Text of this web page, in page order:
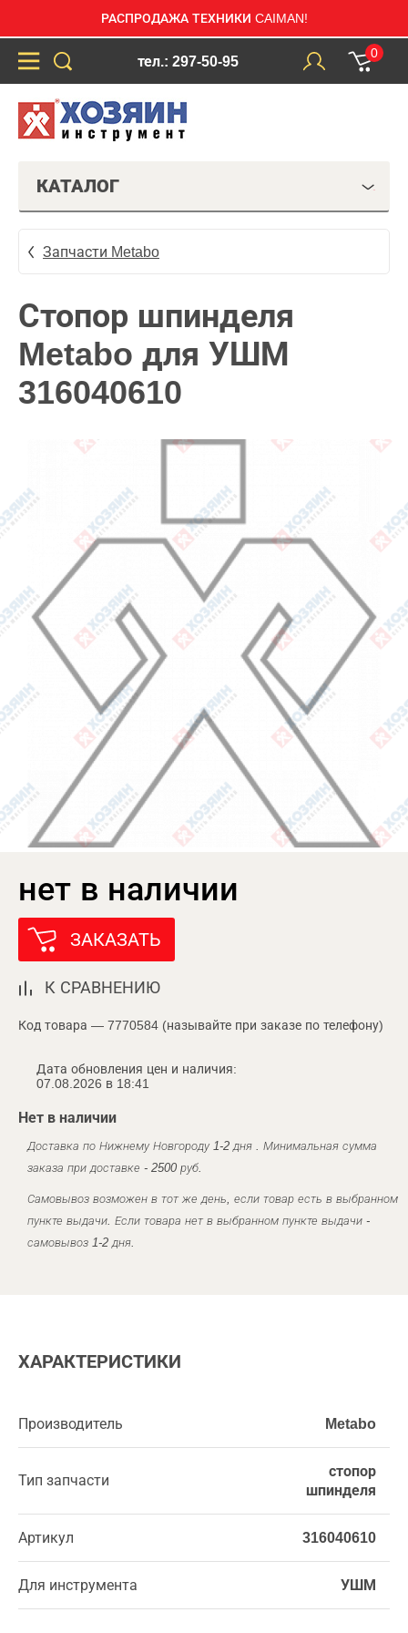
РАСПРОДАЖА ТЕХНИКИ CAIMAN!
тел.: 297-50-95
0
КАТАЛОГ
Запчасти Metabo
Стопор шпинделя
Metabo для УШМ
316040610
нет в наличии
ЗАКАЗАТЬ
К СРАВНЕНИЮ
Код товара — 7770584 (называйте при заказе по телефону)
Дата обновления цен и наличия:
07.08.2026 в 18:41
Нет в наличии
Доставка по Нижнему Новгороду 1-2 дня . Минимальная сумма
заказа при доставке - 2500 руб.
Самовывоз возможен в тот же день, если товар есть в выбранном
пункте выдачи. Если товара нет в выбранном пункте выдачи -
самовывоз 1-2 дня.
ХАРАКТЕРИСТИКИ
Производитель Metabo
Тип запчасти
стопор
шпинделя
Артикул 316040610
Для инструмента УШМ